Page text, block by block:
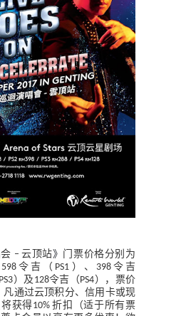
–云顶站》 门票价格分别为
598令吉（ PS1 ）、 398令吉
PS3）及 128令吉（ PS4）， 票价
凡通过云顶积分、信用卡或现
获得10%折扣（适于所有票